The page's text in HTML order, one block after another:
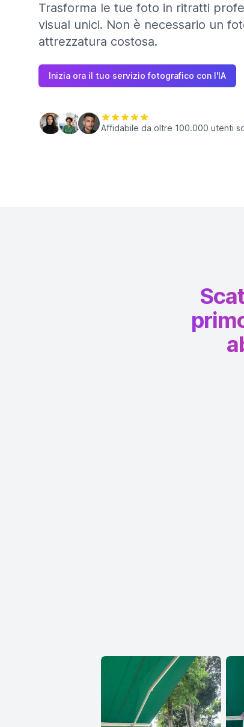
Trasforma le tue foto in ritratti
visual unici. Non è necessario un
attrezzatura costosa.
Inizia ora il tuo servizio fotografico con l'IA
Affidabile da oltre 100.000 utenti